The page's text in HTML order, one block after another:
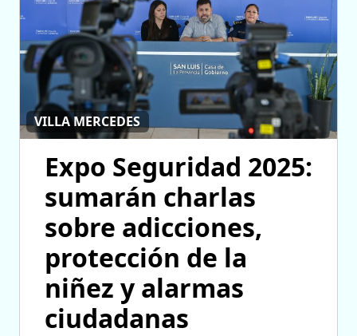
VILLA MERCEDES
Expo Seguridad 2025:
sumarán charlas
sobre adicciones,
protección de la
niñez y alarmas
ciudadanas